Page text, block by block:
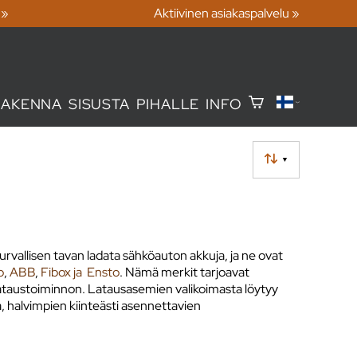
Aktiivinen asiakaspalvelu »
SISUSTA PIHALLE INFO
▼
tavan ladata sähköauton akkuja, ja ne ovat
,ABB, Fibox ja Ensto. Nämä merkit tarjoavat
Latausasemien valikoimasta löytyy
halvimpien kiinteästi asennettavien